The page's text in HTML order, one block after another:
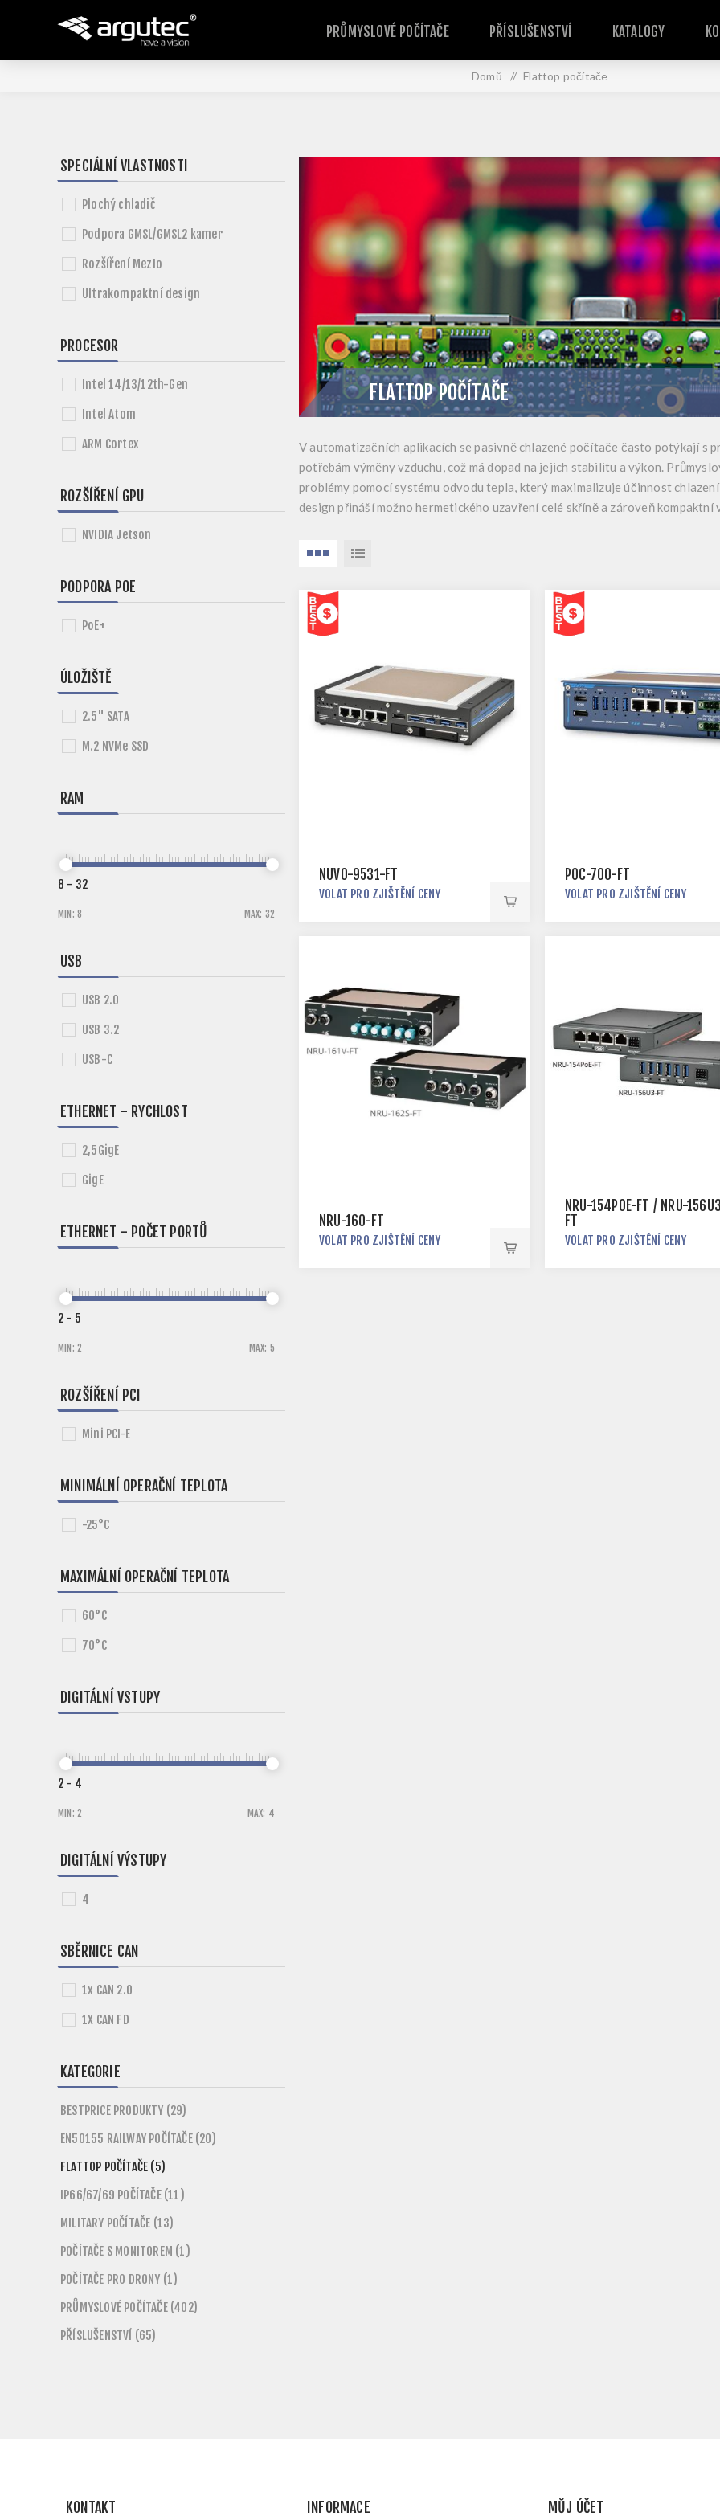
PRŮMYSLOVÉ POČÍTAČE PŘÍSLUŠENSTVÍ KATALOGY
Domů / Flattop počítače
FLATTOP POČÍTAČE
V automatizačních aplikacích se pasivně chlazené počítače často potýkají s
potřebám výměny vzduchu, což má dopad na jejich stabilitu a výkon.
problémy pomocí systému odvodu tepla, který maximalizuje účinnost
design přináší možno hermetického uzavření celé skříně a zároveň
NUVO-9531-FT
VOLAT PRO ZJIŠTĚNÍ CENY
POC-700-FT
VOLAT PRO ZJIŠTĚNÍ CENY
NRU-160-FT
VOLAT PRO ZJIŠTĚNÍ CENY
NRU-154POE-FT / NRU-
FT
VOLAT PRO ZJIŠTĚNÍ CENY
SPECIÁLNÍ VLASTNOSTI
Plochý chladič
Podpora GMSL/GMSL2 kamer
Rozšíření MezIo
Ultrakompaktní design
PROCESOR
Intel 14/13/12th-Gen
Intel Atom
ARM Cortex
ROZŠÍŘENÍ GPU
NVIDIA Jetson
PODPORA POE
PoE+
ÚLOŽIŠTĚ
2.5" SATA
M.2 NVMe SSD
RAM
MIN: 8 MAX: 32
8 - 32
USB
USB 2.0
USB 3.2
USB-C
ETHERNET - RYCHLOST
2,5GigE
GigE
ETHERNET - POČET PORTŮ
MIN: 2 MAX: 5
2 - 5
ROZŠÍŘENÍ PCI
Mini PCI-E
MINIMÁLNÍ OPERAČNÍ TEPLOTA
-25°C
MAXIMÁLNÍ OPERAČNÍ TEPLOTA
60°C
70°C
DIGITÁLNÍ VSTUPY
MIN: 2 MAX: 4
2 - 4
DIGITÁLNÍ VÝSTUPY
4
SBĚRNICE CAN
1x CAN 2.0
1X CAN FD
KATEGORIE
BESTPRICE PRODUKTY (29)
EN50155 RAILWAY POČÍTAČE (20)
FLATTOP POČÍTAČE (5)
IP66/67/69 POČÍTAČE (11)
MILITARY POČÍTAČE (13)
POČÍTAČE S MONITOREM (1)
POČÍTAČE PRO DRONY (1)
PRŮMYSLOVÉ POČÍTAČE (402)
PŘÍSLUŠENSTVÍ (65)
KONTAKT INFORMACE MŮJ ÚČET